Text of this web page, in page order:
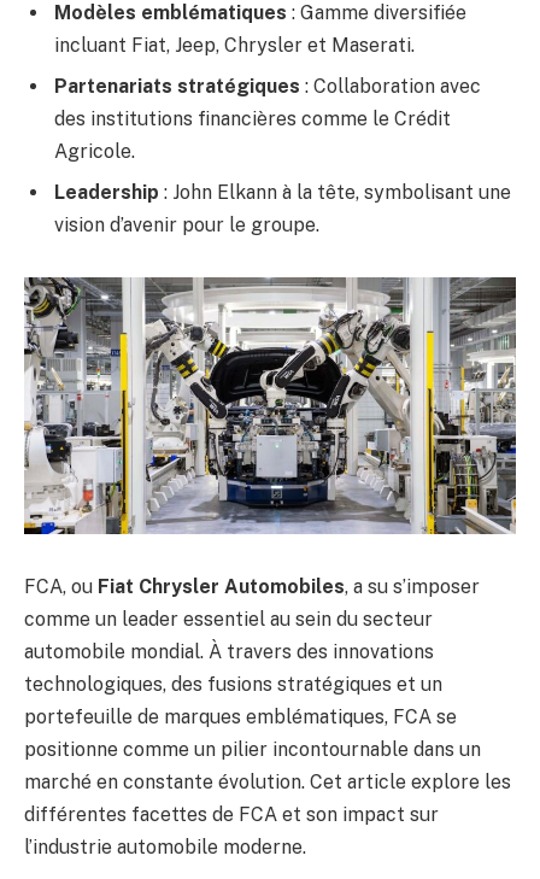
Modèles emblématiques : Gamme diversifiée
incluant Fiat, Jeep, Chrysler et Maserati.
Partenariats stratégiques : Collaboration avec
des institutions financières comme le Crédit
Agricole.
Leadership : John Elkann à la tête, symbolisant une
vision d’avenir pour le groupe.
FCA, ou Fiat Chrysler Automobiles, a su s’imposer
comme un leader essentiel au sein du secteur
automobile mondial. À travers des innovations
technologiques, des fusions stratégiques et un
portefeuille de marques emblématiques, FCA se
positionne comme un pilier incontournable dans un
marché en constante évolution. Cet article explore les
différentes facettes de FCA et son impact sur
l’industrie automobile moderne.